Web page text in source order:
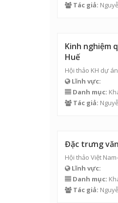
Tác giả:
Kinh nghiệm
Huế
Hội thảo KH dự
Lĩnh vực:
Danh mục:
Tác giả:
Đặc trưng
Hội thảo Việt
Lĩnh vực:
Danh mục:
Tác giả: